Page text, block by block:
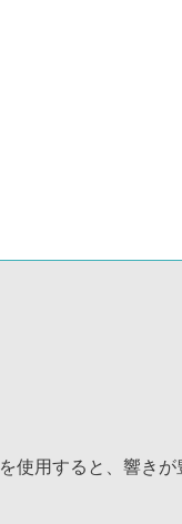
使用すると、響き